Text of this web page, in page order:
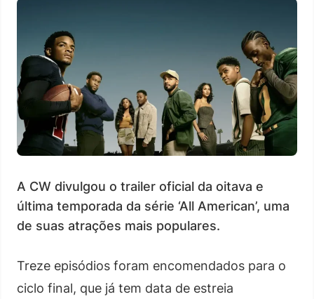
A CW divulgou o trailer oficial da oitava e
última temporada da série ‘All American’, uma
de suas atrações mais populares.
Treze episódios foram encomendados para o
ciclo final, que já tem data de estreia